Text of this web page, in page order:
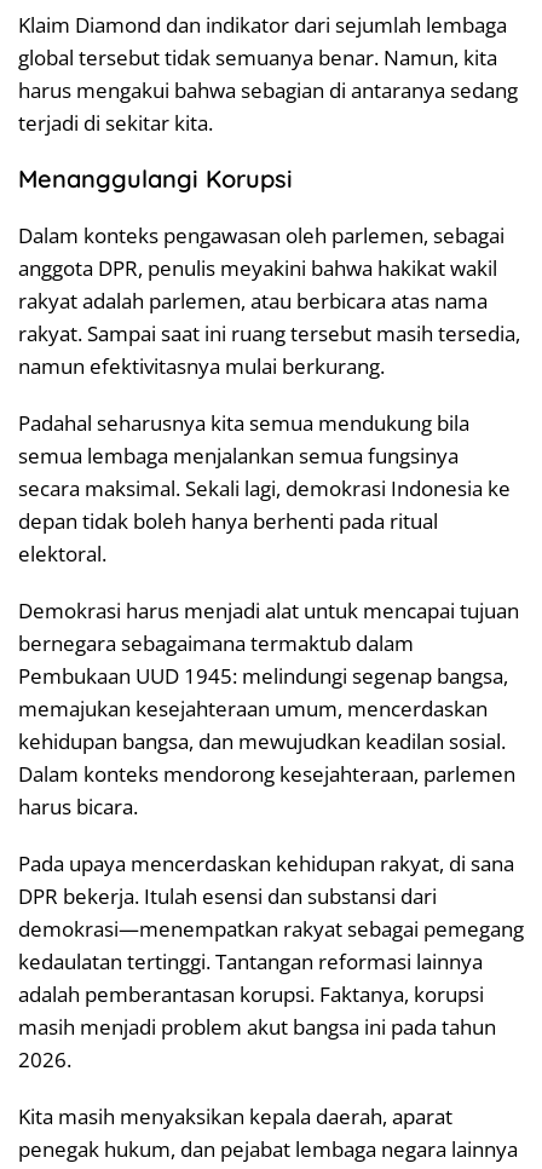
Klaim Diamond dan indikator dari sejumlah lembaga
global tersebut tidak semuanya benar. Namun, kita
harus mengakui bahwa sebagian di antaranya sedang
terjadi di sekitar kita.
Menanggulangi Korupsi
Dalam konteks pengawasan oleh parlemen, sebagai
anggota DPR, penulis meyakini bahwa hakikat wakil
rakyat adalah parlemen, atau berbicara atas nama
rakyat. Sampai saat ini ruang tersebut masih tersedia,
namun efektivitasnya mulai berkurang.
Padahal seharusnya kita semua mendukung bila
semua lembaga menjalankan semua fungsinya
secara maksimal. Sekali lagi, demokrasi Indonesia ke
depan tidak boleh hanya berhenti pada ritual
elektoral.
Demokrasi harus menjadi alat untuk mencapai tujuan
bernegara sebagaimana termaktub dalam
Pembukaan UUD 1945: melindungi segenap bangsa,
memajukan kesejahteraan umum, mencerdaskan
kehidupan bangsa, dan mewujudkan keadilan sosial.
Dalam konteks mendorong kesejahteraan, parlemen
harus bicara.
Pada upaya mencerdaskan kehidupan rakyat, di sana
DPR bekerja. Itulah esensi dan substansi dari
demokrasi—menempatkan rakyat sebagai pemegang
kedaulatan tertinggi. Tantangan reformasi lainnya
adalah pemberantasan korupsi. Faktanya, korupsi
masih menjadi problem akut bangsa ini pada tahun
2026.
Kita masih menyaksikan kepala daerah, aparat
penegak hukum, dan pejabat lembaga negara lainnya